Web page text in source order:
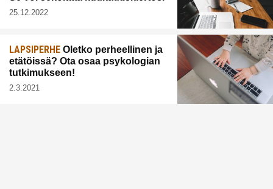
25.12.2022
LAPSIPERHE Oletko perheellinen ja
etätöissä? Ota osaa psykologian
tutkimukseen!
2.3.2021